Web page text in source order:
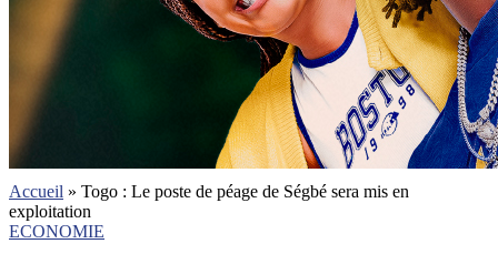
Accueil » Togo : Le poste de péage de Ségbé sera mis en
exploitation
ECONOMIE